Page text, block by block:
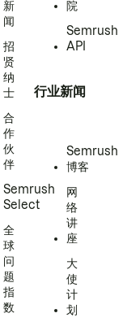
新
闻
招
贤
纳
士
合
作
伙
伴
Semrush
Select
全
球
问
题
指
数
院
Semrush
API
行业新闻
Semrush
博客
网
络
讲
座
大
使
计
划